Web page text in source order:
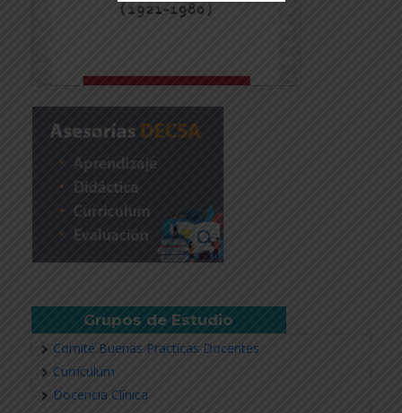
Grupos de Estudio
Comité Buenas Practicas Docentes
Currículum
Docencia Clínica